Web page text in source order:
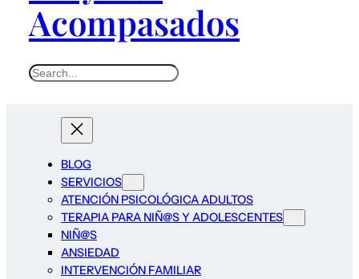
Acompasados
S
BLOG
SERVICIOS
ATENCIÓN PSICOLÓGICA ADULTOS
TERAPIA PARA NIÑ@S Y ADOLESCENTES
NIÑ@S
ANSIEDAD
INTERVENCIÓN FAMILIAR